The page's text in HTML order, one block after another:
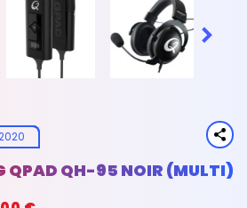

QPAD QH-95 NOIR (MULTI)